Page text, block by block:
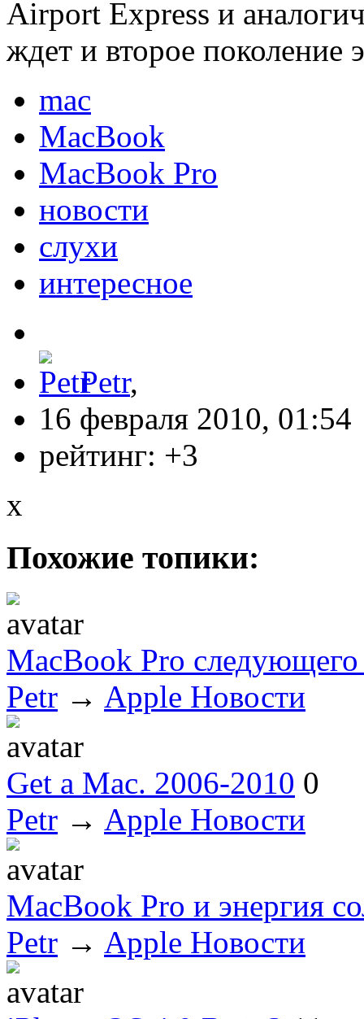
Airport Express и
ждет и второе поколение
mac
MacBook
MacBook Pro
новости
слухи
интересное
Petr,
16 февраля 2010, 01:54
рейтинг: +3
x
Похожие топики:
MacBook Pro
Petr → Apple Новости
Get a Mac. 2006-2010 0
Petr → Apple Новости
MacBook Pro и энергия
Petr → Apple Новости